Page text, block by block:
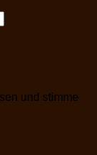
und stimme